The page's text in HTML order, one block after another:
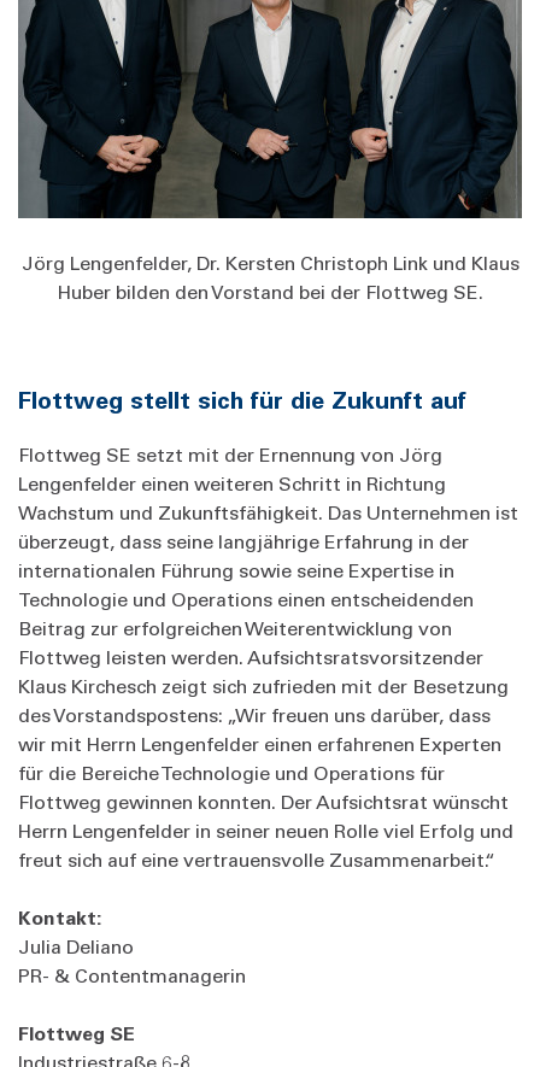
Jörg Lengenfelder, Dr. Kersten Christoph Link und Klaus
Huber bilden den Vorstand bei der Flottweg SE.
Flottweg stellt sich für die Zukunft auf
Flottweg SE setzt mit der Ernennung von Jörg
Lengenfelder einen weiteren Schritt in Richtung
Wachstum und Zukunftsfähigkeit. Das Unternehmen ist
überzeugt, dass seine langjährige Erfahrung in der
internationalen Führung sowie seine Expertise in
Technologie und Operations einen entscheidenden
Beitrag zur erfolgreichen Weiterentwicklung von
Flottweg leisten werden. Aufsichtsratsvorsitzender
Klaus Kirchesch zeigt sich zufrieden mit der Besetzung
des Vorstandspostens: „Wir freuen uns darüber, dass
wir mit Herrn Lengenfelder einen erfahrenen Experten
für die Bereiche Technologie und Operations für
Flottweg gewinnen konnten. Der Aufsichtsrat wünscht
Herrn Lengenfelder in seiner neuen Rolle viel Erfolg und
freut sich auf eine vertrauensvolle Zusammenarbeit.“
Kontakt:
Julia Deliano
PR- & Contentmanagerin
Flottweg SE
Industriestraße 6-8